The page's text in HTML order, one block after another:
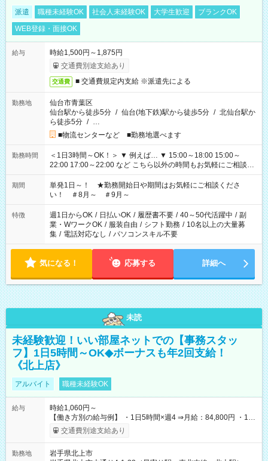
派遣 職種未経験OK 社会人未経験OK 大学生歓迎
ブランクOK
WEB登録・面接OK
給与
時給1,500円～1,875円
交通費別途支給あり
交通費 ■ 交通費規定内支給 ※派遣先による
勤務地
仙台市青葉区
仙台駅から徒歩5分 / 仙台(地下鉄)駅から徒歩5分 / 北仙台駅か
ら徒歩5分 / …
■物流センターなど ■勤務地選べます
勤務時間
＜1日3時間～OK！＞ ▼ 例えば… ▼ 15:00～18:00 15:00～
22:00 17:00～22:00 など こちら以外の時間もお気軽にご相談く
ださい！
期間
単発1日～！ ★勤務開始日や期間はお気軽にご相談くださ
い！ ＃8月～ ＃9月～
特徴 週1日からOK / 日払いOK / 履歴書不要 / 40～50代活躍中 / 副
業・WワークOK / 服装自由 / シフト勤務 / 10名以上の大量募
集 / 電話対応なし / パソコンスキル不要
気になる！ 応募する 詳細へ
未読
未経験歓迎！いい部屋ネットでの【事務スタッ
フ】1日5時間～OK◆ボーナスも年2回支給！
《北上店》
アルバイト 職種未経験OK
給与
時給1,060円～
【働き方別の給与例】 ・1日5時間×週4 ⇒月給：84,800円 ・1日
8時間×週5 ⇒月給：169,600円 ☆ライフスタイルに合わせて柔軟
に働けます！ 《昇給》 あり※会社業績による 《賞与》 年2回あ
月4万円) ●資格手当(宅地建物取引士：1万円/月) 【試用期間】試
交通費別途支給あり
勤務地
岩手県北上市